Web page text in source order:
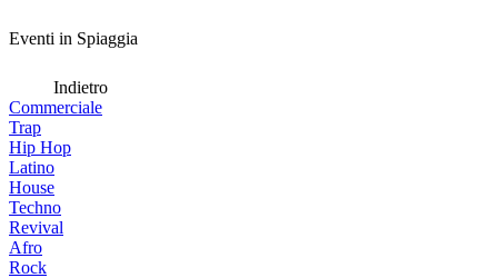
Eventi in Spiaggia
Indietro
Commerciale
Trap
Hip Hop
Latino
House
Techno
Revival
Afro
Rock